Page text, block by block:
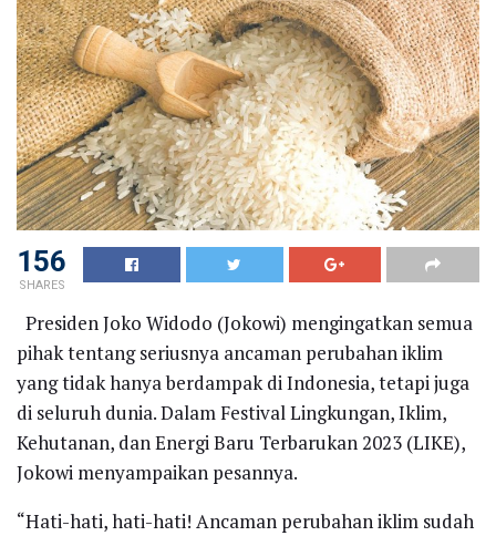
156
SHARES
Presiden Joko Widodo (Jokowi) mengingatkan semua
pihak tentang seriusnya ancaman perubahan iklim
yang tidak hanya berdampak di Indonesia, tetapi juga
di seluruh dunia. Dalam Festival Lingkungan, Iklim,
Kehutanan, dan Energi Baru Terbarukan 2023 (LIKE),
Jokowi menyampaikan pesannya.
“Hati-hati, hati-hati! Ancaman perubahan iklim sudah